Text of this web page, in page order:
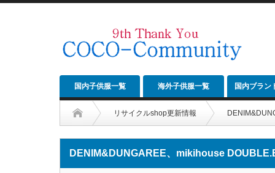
国内子供服一覧 海外子供服一覧 国内ブラン
リサイクルshop更新情報
DENIM&DUNGAREE、mikihouse